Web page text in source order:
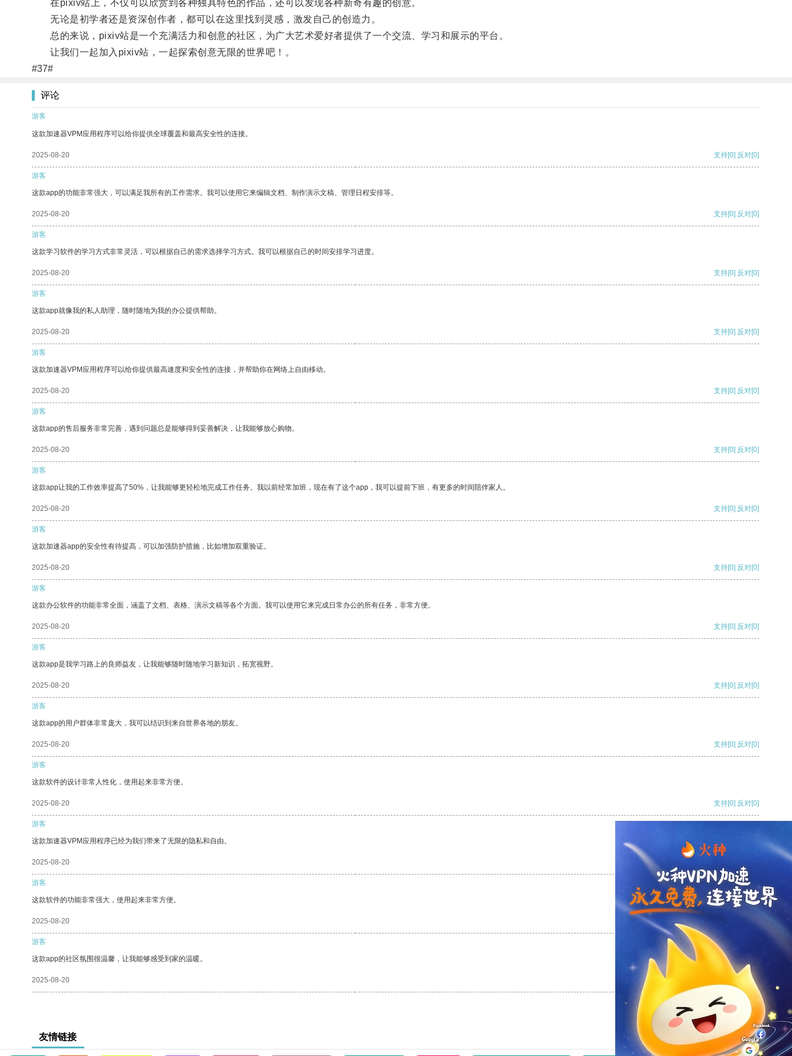
在pixiv站上，不仅可以欣赏到各种独具特色的作品，还可以发现各种新奇有趣的创意。
无论是初学者还是资深创作者，都可以在这里找到灵感，激发自己的创造力。
总的来说，pixiv站是一个充满活力和创意的社区，为广大艺术爱好者提供了一个交流、学习和展示的平台。
让我们一起加入pixiv站，一起探索创意无限的世界吧！。
#37#
评论
游客
这款加速器VPM应用程序可以给你提供全球覆盖和最高安全性的连接。
2025-08-20 支持[0] 反对[0]
游客
这款app的功能非常强大，可以满足我所有的工作需求。我可以使用它来编辑文档、制作演示文稿、管理日程安排等。
2025-08-20 支持[0] 反对[0]
游客
这款学习软件的学习方式非常灵活，可以根据自己的需求选择学习方式。我可以根据自己的时间安排学习进度。
2025-08-20 支持[0] 反对[0]
游客
这款app就像我的私人助理，随时随地为我的办公提供帮助。
2025-08-20 支持[0] 反对[0]
游客
这款加速器VPM应用程序可以给你提供最高速度和安全性的连接，并帮助你在网络上自由移动。
2025-08-20 支持[0] 反对[0]
游客
这款app的售后服务非常完善，遇到问题总是能够得到妥善解决，让我能够放心购物。
2025-08-20 支持[0] 反对[0]
游客
这款app让我的工作效率提高了50%，让我能够更轻松地完成工作任务。我以前经常加班，现在有了这个app，我可以提前下班，有更多的时间陪伴家人。
2025-08-20 支持[0] 反对[0]
游客
这款加速器app的安全性有待提高，可以加强防护措施，比如增加双重验证。
2025-08-20 支持[0] 反对[0]
游客
这款办公软件的功能非常全面，涵盖了文档、表格、演示文稿等各个方面。我可以使用它来完成日常办公的所有任务，非常方便。
2025-08-20 支持[0] 反对[0]
游客
这款app是我学习路上的良师益友，让我能够随时随地学习新知识，拓宽视野。
2025-08-20 支持[0] 反对[0]
游客
这款app的用户群体非常庞大，我可以结识到来自世界各地的朋友。
2025-08-20 支持[0] 反对[0]
游客
这款软件的设计非常人性化，使用起来非常方便。
2025-08-20 支持[0] 反对[0]
游客
这款加速器VPM应用程序已经为我们带来了无限的隐私和自由。
2025-08-20
游客
这款软件的功能非常强大，使用起来非常方便。
2025-08-20 反对
游客
这款app的社区氛围很温馨，让我能够感受到家的温暖。
2025-08-20 反对[0]
友情链接